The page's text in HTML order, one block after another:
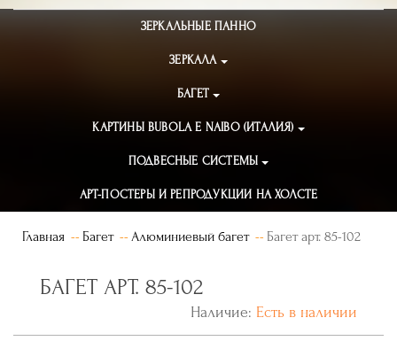
ЗЕРКАЛЬНЫЕ ПАННО
ЗЕРКАЛА
БАГЕТ
КАРТИНЫ BUBOLA E NAIBO (ИТАЛИЯ)
ПОДВЕСНЫЕ СИСТЕМЫ
АРТ-ПОСТЕРЫ И РЕПРОДУКЦИИ НА ХОЛСТЕ
Главная Багет Алюминиевый багет Багет арт. 85-102
БАГЕТ АРТ. 85-102
Наличие: Есть в наличии